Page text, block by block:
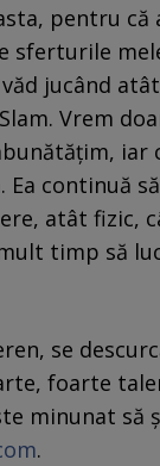
pentru
sferturile
jucând
Vrem
iar
continuă
atât fizic,
timp să
se
foarte
minunat să
.